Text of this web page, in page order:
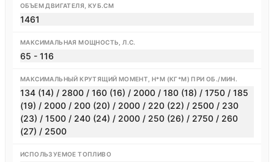
ОБЪЕМ ДВИГАТЕЛЯ, КУБ.СМ
1461
МАКСИМАЛЬНАЯ МОЩНОСТЬ, Л.С.
65 - 116
МАКСИМАЛЬНЫЙ КРУТЯЩИЙ МОМЕНТ, Н*М (КГ*М) ПРИ ОБ./МИН.
134 (14) / 2800 / 160 (16) / 2000 / 180 (18) / 1750 / 185
(19) / 2000 / 200 (20) / 2000 / 220 (22) / 2500 / 230
(23) / 1500 / 240 (24) / 2000 / 250 (26) / 2750 / 260
(27) / 2500
ИСПОЛЬЗУЕМОЕ ТОПЛИВО